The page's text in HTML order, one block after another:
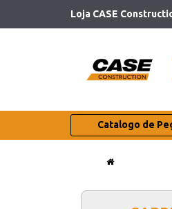
Loja CASE
Catalogo de